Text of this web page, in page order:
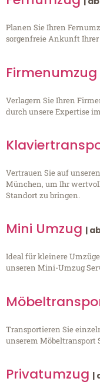
Planen Sie Ihren
sorgenfreie Ankunft
Firmenumzug
Verlagern Sie Ihren
durch unsere Expertise
Vertrauen Sie auf
München, um Ihr
Standort zu bringen.
Mini Umzug |
Ideal für kleinere
unseren Mini-Umzug
Transportieren Sie
unserem Möbeltransport
Privatumzug |